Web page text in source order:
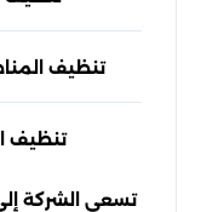
تنظيف
تنظيف
تسعى الشركة